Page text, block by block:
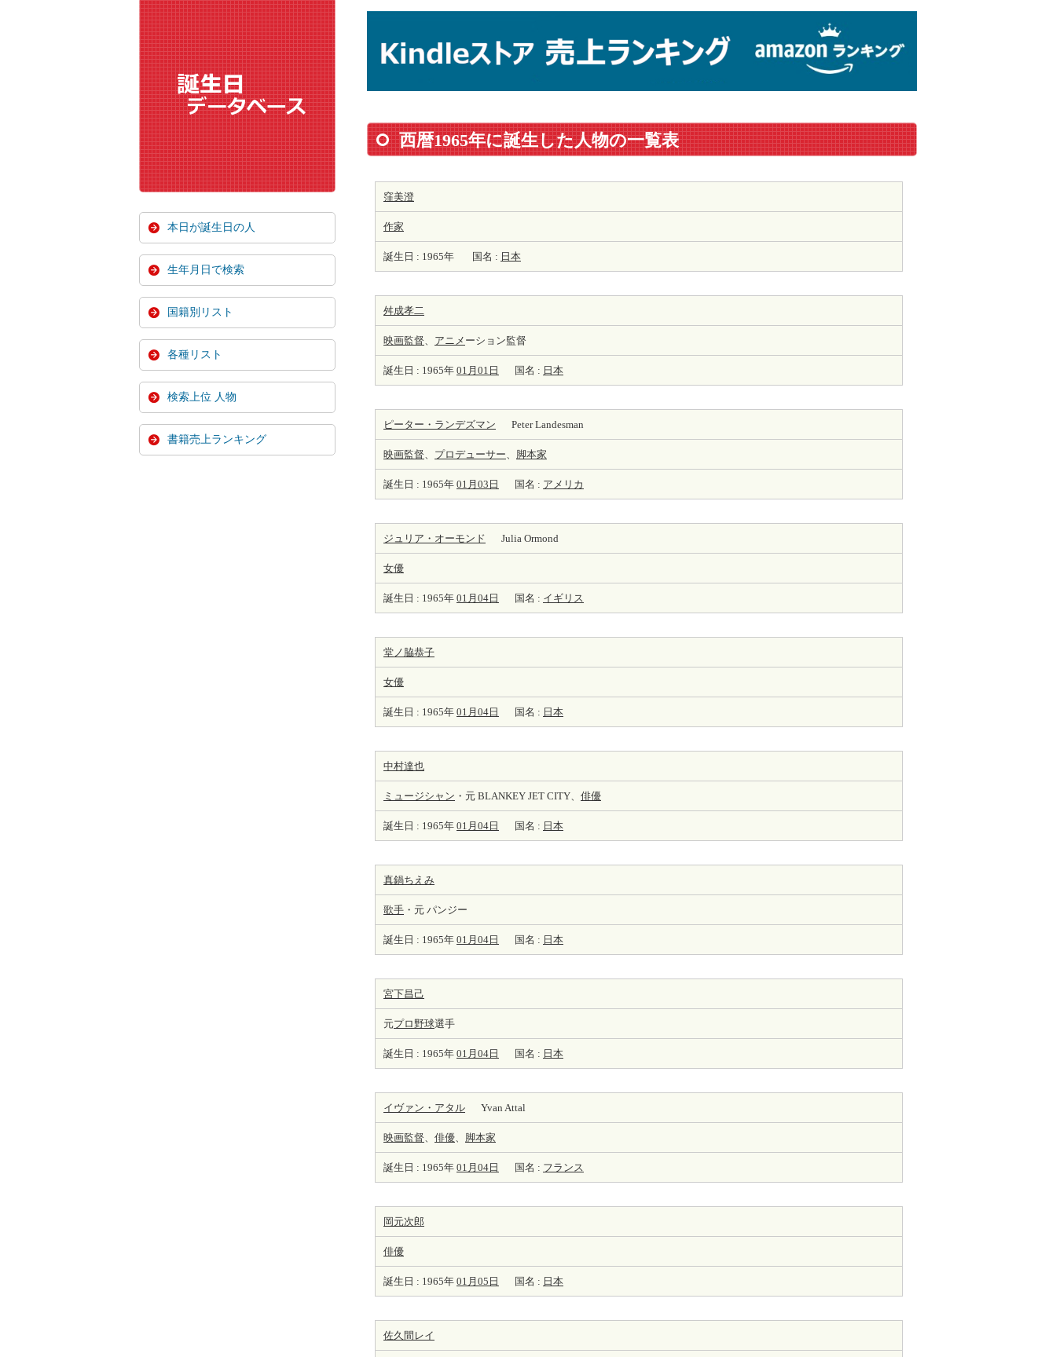
西暦1965年に誕生した人物の一覧表
窪美澄
作家
誕生日 : 1965年 国名 : 日本
舛成孝二
映画監督、 アニメ ーション監督
誕生日 : 1965年 01月01日 国名 : 日本
ピーター・ランデズマン Peter Landesman
映画監督、 プロデューサー、 脚本家
誕生日 : 1965年 01月03日 国名 : アメリカ
ジュリア・オーモンド Julia Ormond
女優
誕生日 : 1965年 01月04日 国名 : イギリス
堂ノ脇恭子
女優
誕生日 : 1965年 01月04日 国名 : 日本
中村達也
ミュージシャン ・元 BLANKEY JET CITY、 俳優
誕生日 : 1965年 01月04日 国名 : 日本
真鍋ちえみ
歌手 ・元 パンジー
誕生日 : 1965年 01月04日 国名 : 日本
宮下昌己
元プロ野球選手
誕生日 : 1965年 01月04日 国名 : 日本
イヴァン・アタル Yvan Attal
映画監督、 俳優、 脚本家
誕生日 : 1965年 01月04日 国名 : フランス
岡元次郎
俳優
誕生日 : 1965年 01月05日 国名 : 日本
佐久間レイ
本日が誕生日の人
生年月日で検索
国籍別リスト
各種リスト
検索上位 人物
書籍売上ランキング